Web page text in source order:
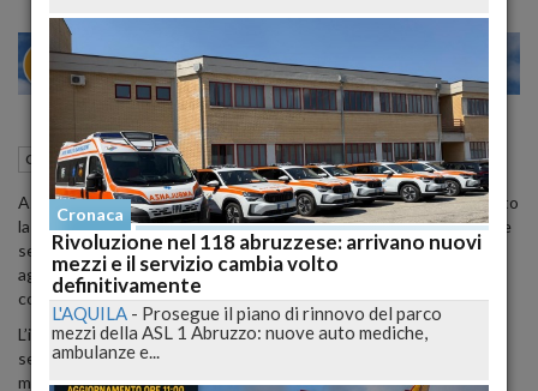
MILANO 27
Cronaca Tollo (CH) 21 Luglio 2024 19:53
A Tollo, in provincia di Chieti, un tentativo di linciaggio ha sconvolto
la tranquilla serata del 21 luglio. Albian Taku, un giardiniere 30enne
senza fissa dimora e senza permesso di soggiorno, è stato
aggredito da un gruppo di 40-45 persone, appartenenti alla
comunità albanese, in seguito a un’offesa personale.
L’incidente è avvenuto alle 21, quando un uomo ha chiamato il 112
segnalando che alcune persone di origine albanese stavano
minacciando e aggredendo verbalmente il figlio. All’arrivo dei
Cronaca
Rivoluzione nel 118 abruzzese: arrivano nuovi
mezzi e il servizio cambia volto
definitivamente
L'AQUILA - Prosegue il piano di rinnovo del parco
mezzi della ASL 1 Abruzzo: nuove auto mediche,
ambulanze e...